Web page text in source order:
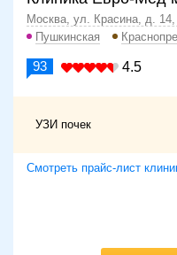
Москва, ул. Красина, д. 14,
Пушкинская
93 4.5
УЗИ почек
Смотреть прайс-лист